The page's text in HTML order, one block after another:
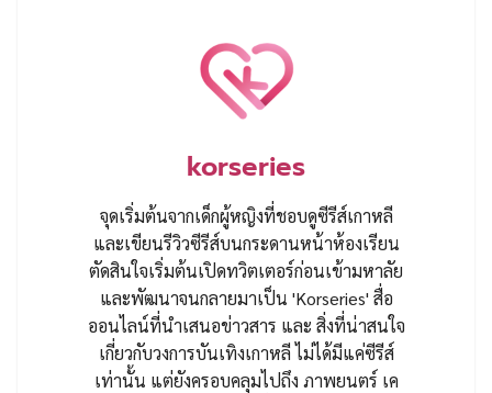
korseries
จุดเริ่มต้นจากเด็กผู้หญิงที่ชอบดูซีรีส์เกาหลี
และเขียนรีวิวซีรีส์บนกระดานหน้าห้องเรียน
ตัดสินใจเริ่มต้นเปิดทวิตเตอร์ก่อนเข้ามหาลัย
และพัฒนาจนกลายมาเป็น 'Korseries' สื่อ
ออนไลน์ที่นำเสนอข่าวสาร และ สิ่งที่น่าสนใจ
เกี่ยวกับวงการบันเทิงเกาหลี ไม่ได้มีแค่ซีรีส์
เท่านั้น แต่ยังครอบคลุมไปถึง ภาพยนตร์ เค